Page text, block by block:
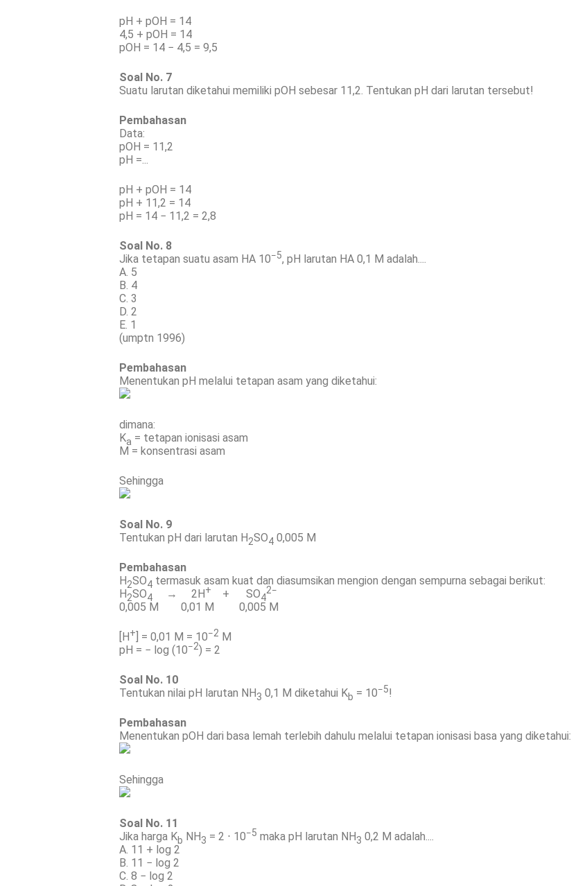
pH + pOH = 14
4,5 + pOH = 14
pOH = 14 − 4,5 = 9,5
Soal No. 7
Suatu larutan diketahui memiliki pOH sebesar 11,2. Tentukan pH dari larutan tersebut!
Pembahasan
Data:
pOH = 11,2
pH =...
pH + pOH = 14
pH + 11,2 = 14
pH = 14 − 11,2 = 2,8
Soal No. 8
Jika tetapan suatu asam HA 10−5, pH larutan HA 0,1 M adalah....
A. 5
B. 4
C. 3
D. 2
E. 1
(umptn 1996)
Pembahasan
Menentukan pH melalui tetapan asam yang diketahui:
dimana:
Ka = tetapan ionisasi asam
M = konsentrasi asam
Sehingga
Soal No. 9
Tentukan pH dari larutan H2SO4 0,005 M
Pembahasan
H2SO4 termasuk asam kuat dan diasumsikan mengion dengan sempurna sebagai berikut:
H2SO4 → 2H+ + SO4
2−
0,005 M 0,01 M 0,005 M
[H+ ] = 0,01 M = 10−2 M
pH = − log (10−2) = 2
Soal No. 10
Tentukan nilai pH larutan NH3 0,1 M diketahui Kb = 10−5!
Pembahasan
Menentukan pOH dari basa lemah terlebih dahulu melalui tetapan ionisasi basa yang diketahui:
Sehingga
Soal No. 11
Jika harga Kb NH3 = 2 ⋅ 10−5 maka pH larutan NH3 0,2 M adalah....
A. 11 + log 2
B. 11 − log 2
C. 8 − log 2